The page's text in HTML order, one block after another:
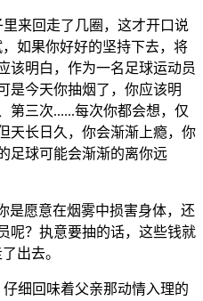
来回走了几圈，这才开口说
如果你好好的坚持下去，将
该明白，作为一名足球运动员
是今天你抽烟了，你应该明
第三次......每次你都会想，仅
天长日久，你会渐渐上瘾，你
足球可能会渐渐的离你远
是愿意在烟雾中损害身体，还
呢？执意要抽的话，这些钱就
出去。
细回味着父亲那动情入理的